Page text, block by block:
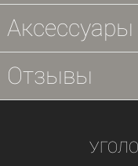
Аксессуары
Отзывы